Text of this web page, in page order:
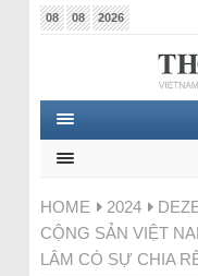
08 08 2026
HOME 2024
CỘNG SẢN VIỆT
LÂM CÓ SỰ CHIA